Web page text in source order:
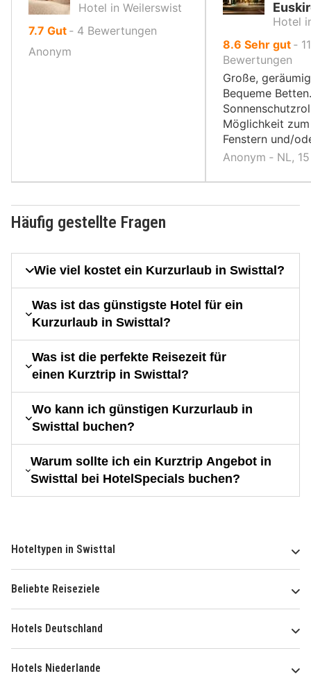
Hotel in Weilerswist
7.7 von
Gut ‐ 4 Bewertungen
Anonym
Hotel
8.6 von
10,
Sehr gut ‐ 11
Bewertungen
Große,
Bequeme Betten.
Möglichkeit
Fenstern und/
Anonym ‐ NL,
Häufig gestellte Fragen
Wie viel kostet ein Kurzurlaub in Swisttal?
Was ist das günstigste Hotel für ein
Kurzurlaub in Swisttal?
Was ist die perfekte Reisezeit für
einen Kurztrip in Swisttal?
Wo kann ich günstigen Kurzurlaub in
Swisttal buchen?
Warum sollte ich ein Kurztrip Angebot in
Swisttal bei HotelSpecials buchen?
Hoteltypen in Swisttal
Beliebte Reiseziele
Hotels Deutschland
Hotels Niederlande